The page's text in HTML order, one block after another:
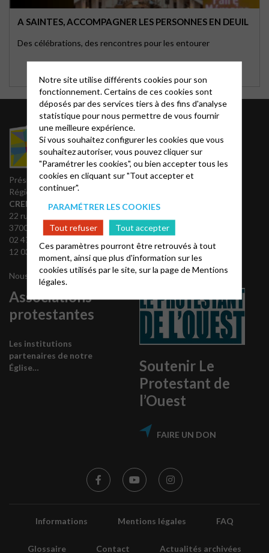
A SAINTES, ACCOMPAGNER LES PERSONNES EN DEUIL
Des célébrations, des rencontres pour les entourer
Président du Conseil
Régional
CREMER Jean Luc
22 rue Stéphane-Pitard
37000 Tours
02 47 66 61 83 ou 09 54 15
12 03 (bur.)
Nous contacter
Notes bibliques et
prédications
Accès Acteurs
REGALE
Associations
protestantes
Les institutions
partenaires de notre
Église…
Soutenir Le
Protestant de
l’Ouest
FAIRE UN DON
Informations Mentions légales FAQ
Glossaire Contact Actualités archivées
Notre site utilise différents cookies pour son
fonctionnement. Certains de ces cookies sont
déposés par des services tiers à des fins d'analyse
statistique pour nous permettre de vous fournir
une meilleure expérience.
Si vous souhaitez configurer les cookies que vous
souhaitez autoriser, vous pouvez cliquer sur
"Paramétrer les cookies", ou bien accepter tous les
cookies en cliquant sur "Tout accepter et
continuer".
PARAMÉTRER LES COOKIES
Tout refuser
Tout accepter
Ces paramètres pourront être retrouvés à tout
moment, ainsi que plus d'information sur les
cookies utilisés par le site, sur la page deMentions
légales.